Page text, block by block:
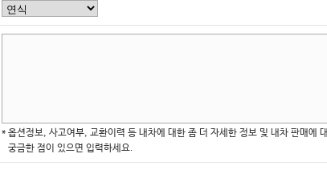
* 옵션정보, 사고여부, 교환이력 등 내차에 대한 좀 더 자세한 정보 및 내차 판매에
궁금한 점이 있으면 입력하세요.